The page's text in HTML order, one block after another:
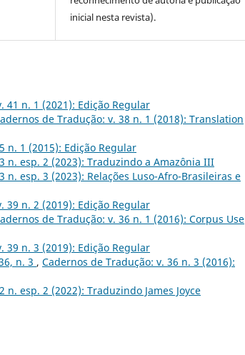
inicial nesta revista).
41 n. 1 (2021): Edição Regular
de Tradução: v. 38 n. 1 (2018): Translation
n. 1 (2015): Edição Regular
n. esp. 2 (2023): Traduzindo a Amazônia III
n. esp. 3 (2023): Relações Luso-Afro-Brasileiras e
39 n. 2 (2019): Edição Regular
de Tradução: v. 36 n. 1 (2016): Corpus Use
39 n. 3 (2019): Edição Regular
n. 3 , Cadernos de Tradução: v. 36 n. 3 (2016):
n. esp. 2 (2022): Traduzindo James Joyce